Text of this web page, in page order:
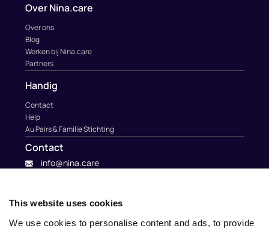
This website uses cookies
We use cookies to personalise content and ads, to provide
Over Nina.care
Over ons
Blog
Werken bij Nina.care
Partners
Handig
Contact
Help
Au Pairs & Familie Stichting
Contact
info@nina.care